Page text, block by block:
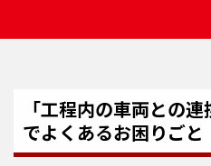
「工程内の車両との
でよくあるお困りごと